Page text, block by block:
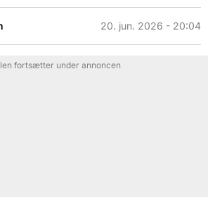
20. jun. 2026 - 20:04
fortsætter under annoncen